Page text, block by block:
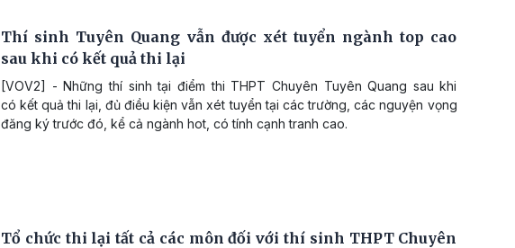
Thí sinh Tuyên Quang vẫn được xét tuyển ngành top cao
sau khi có kết quả thi lại
[VOV2] - Những thí sinh tại điểm thi THPT Chuyên Tuyên Quang sau khi
có kết quả thi lại, đủ điều kiện vẫn xét tuyển tại các trường, các nguyện vọng
đăng ký trước đó, kể cả ngành hot, có tính cạnh tranh cao.
Tổ chức thi lại tất cả các môn đối với thí sinh THPT Chuyên